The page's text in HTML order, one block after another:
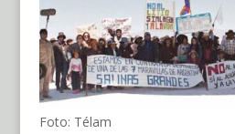
Foto: Télam